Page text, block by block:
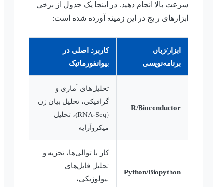
سرعت بالا انجام دهید. در اینجا یک جدول از برخی
ابزارهای رایج در این زمینه آورده شده است:
ابزار/زبان
برنامه‌نویسی
کاربرد اصلی در
بیوانفورماتیک
R/Bioconductor
تحلیل‌های آماری و
گرافیکی، تحلیل بیان ژن
(RNA-Seq)، تحلیل
میکروآرایه
Python/Biopython
کار با توالی‌ها، تجزیه و
تحلیل فایل‌های
بیولوژیکی،